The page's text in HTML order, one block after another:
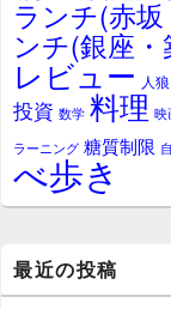
ランチ(赤
ンチ(銀座・
レビュー 人狼
投資 数学 料理 映
ラーニング 糖質制限
べ歩き
最近の投稿